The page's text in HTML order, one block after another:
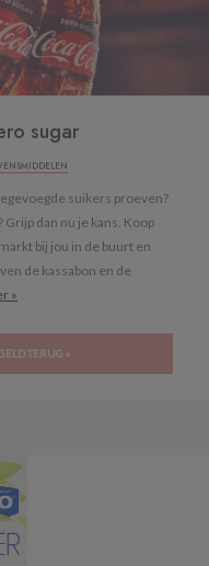
sugar
suikers proeven?
dan nu je kans. Koop
bij jou in de buurt en
de kassabon en de
»
TERUG »